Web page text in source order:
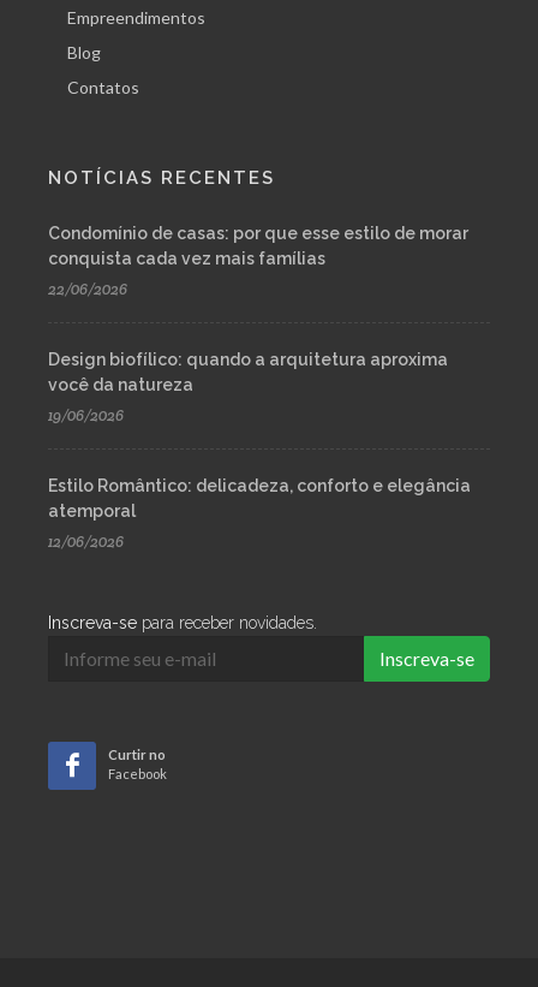
Empreendimentos
Blog
Contatos
NOTÍCIAS RECENTES
Condomínio de casas: por que esse estilo de morar
conquista cada vez mais famílias
22/06/2026
Design biofílico: quando a arquitetura aproxima
você da natureza
19/06/2026
Estilo Romântico: delicadeza, conforto e elegância
atemporal
12/06/2026
Inscreva-se para receber novidades.
Inscreva-se
Curtir no
Facebook